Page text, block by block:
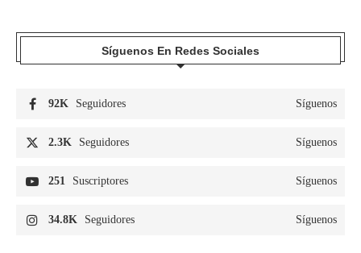
Síguenos En Redes Sociales
92K Seguidores Síguenos
2.3K Seguidores Síguenos
251 Suscriptores Síguenos
34.8K Seguidores Síguenos